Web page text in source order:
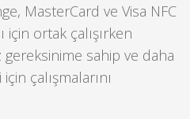
MasterCard ve Visa NFC
için ortak çalışırken
gereksinime sahip ve daha
çalışmalarını